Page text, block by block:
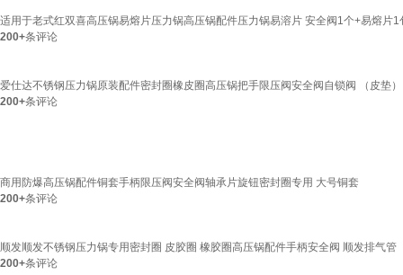
适用于老式红双喜高压锅易熔片压力锅高压锅配件压力锅易溶片 安全阀1个+易熔片1
200+条评论
爱仕达不锈钢压力锅原装配件密封圈橡皮圈高压锅把手限压阀安全阀自锁阀 （皮垫）
200+条评论
商用防爆高压锅配件铜套手柄限压阀安全阀轴承片旋钮密封圈专用 大号铜套
200+条评论
顺发顺发不锈钢压力锅专用密封圈 皮胶圈 橡胶圈高压锅配件手柄安全阀 顺发排气管
200+条评论